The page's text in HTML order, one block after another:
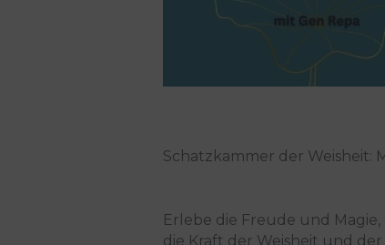
Schatzkammer der Weisheit:
Erlebe die Freude und
die Kraft der Weisheit und